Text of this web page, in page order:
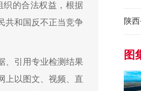
织的合法权益，根据
共和国反不正当竞争
、引用专业检测结果
上以图文、视频、直
图